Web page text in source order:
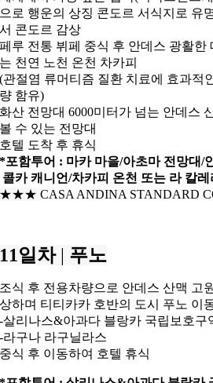
으로 행운의 상징 콘도르 서식지로 유
서 콘도르 감상
페루 전통 뷔페 중식 후 안데스 광활한
는 천연 노천 온천 차카피
(관절염 류머티즘 질환 치료에 효과적
량 함유)
화산 전망대6000미터가 넘는 안데스
볼 수 있는 전망대
호텔 도착 후 휴식
*포함투어 : 마카 마을/아초마 전망대/
콜카 캐니언/차카피 온천 또는 라 칼
★★★ CASA ANDINA STANDARD
11일차 | 푸노
조식 후 전용차량으로 안데스 산맥 고
상하며 티티카카 호반의 도시 푸노 이
-살리나스&아과다 블랑카 국립보호구
-라구나 라구닐라스
중식 후 이동하여 호텔 휴식